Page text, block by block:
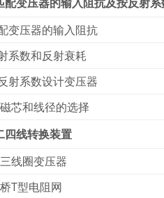
变压器的输入阻抗
系数和反射衰耗
射系数设计变压器
芯和线径的选择
四线转换装置
线圈变压器
T型电阻网